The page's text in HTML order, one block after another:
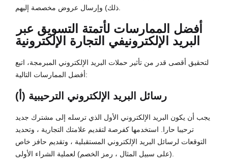
أفضل الممارسات لأتمتة التسويق عبر
البريد الإلكترونيفي التجارة الإلكترونية
لتحقيق أقصى قدر من تأثير حملات البريد الإلكتروني المبرمجة، اتبع
أفضل الممارسات التالية:
(أ) رسائل البريد الإلكتروني الترحيبية
يجب أن يكون البريد الإلكتروني الأول الذي ترسله إلى مشترك جديد
ترحيبا حارا. استخدمها كفرصة لتقديم علامتك التجارية ، وتحديد
التوقعات لرسائل البريد الإلكتروني المستقبلية ، وتقديم حافز خاص